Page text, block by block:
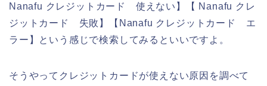
Nanafu クレジットカード 使えない】【 Nanafu クレ
ジットカード 失敗】【Nanafu クレジットカード エ
ラー】という感じで検索してみるといいですよ。
そうやってクレジットカードが使えない原因を調べて